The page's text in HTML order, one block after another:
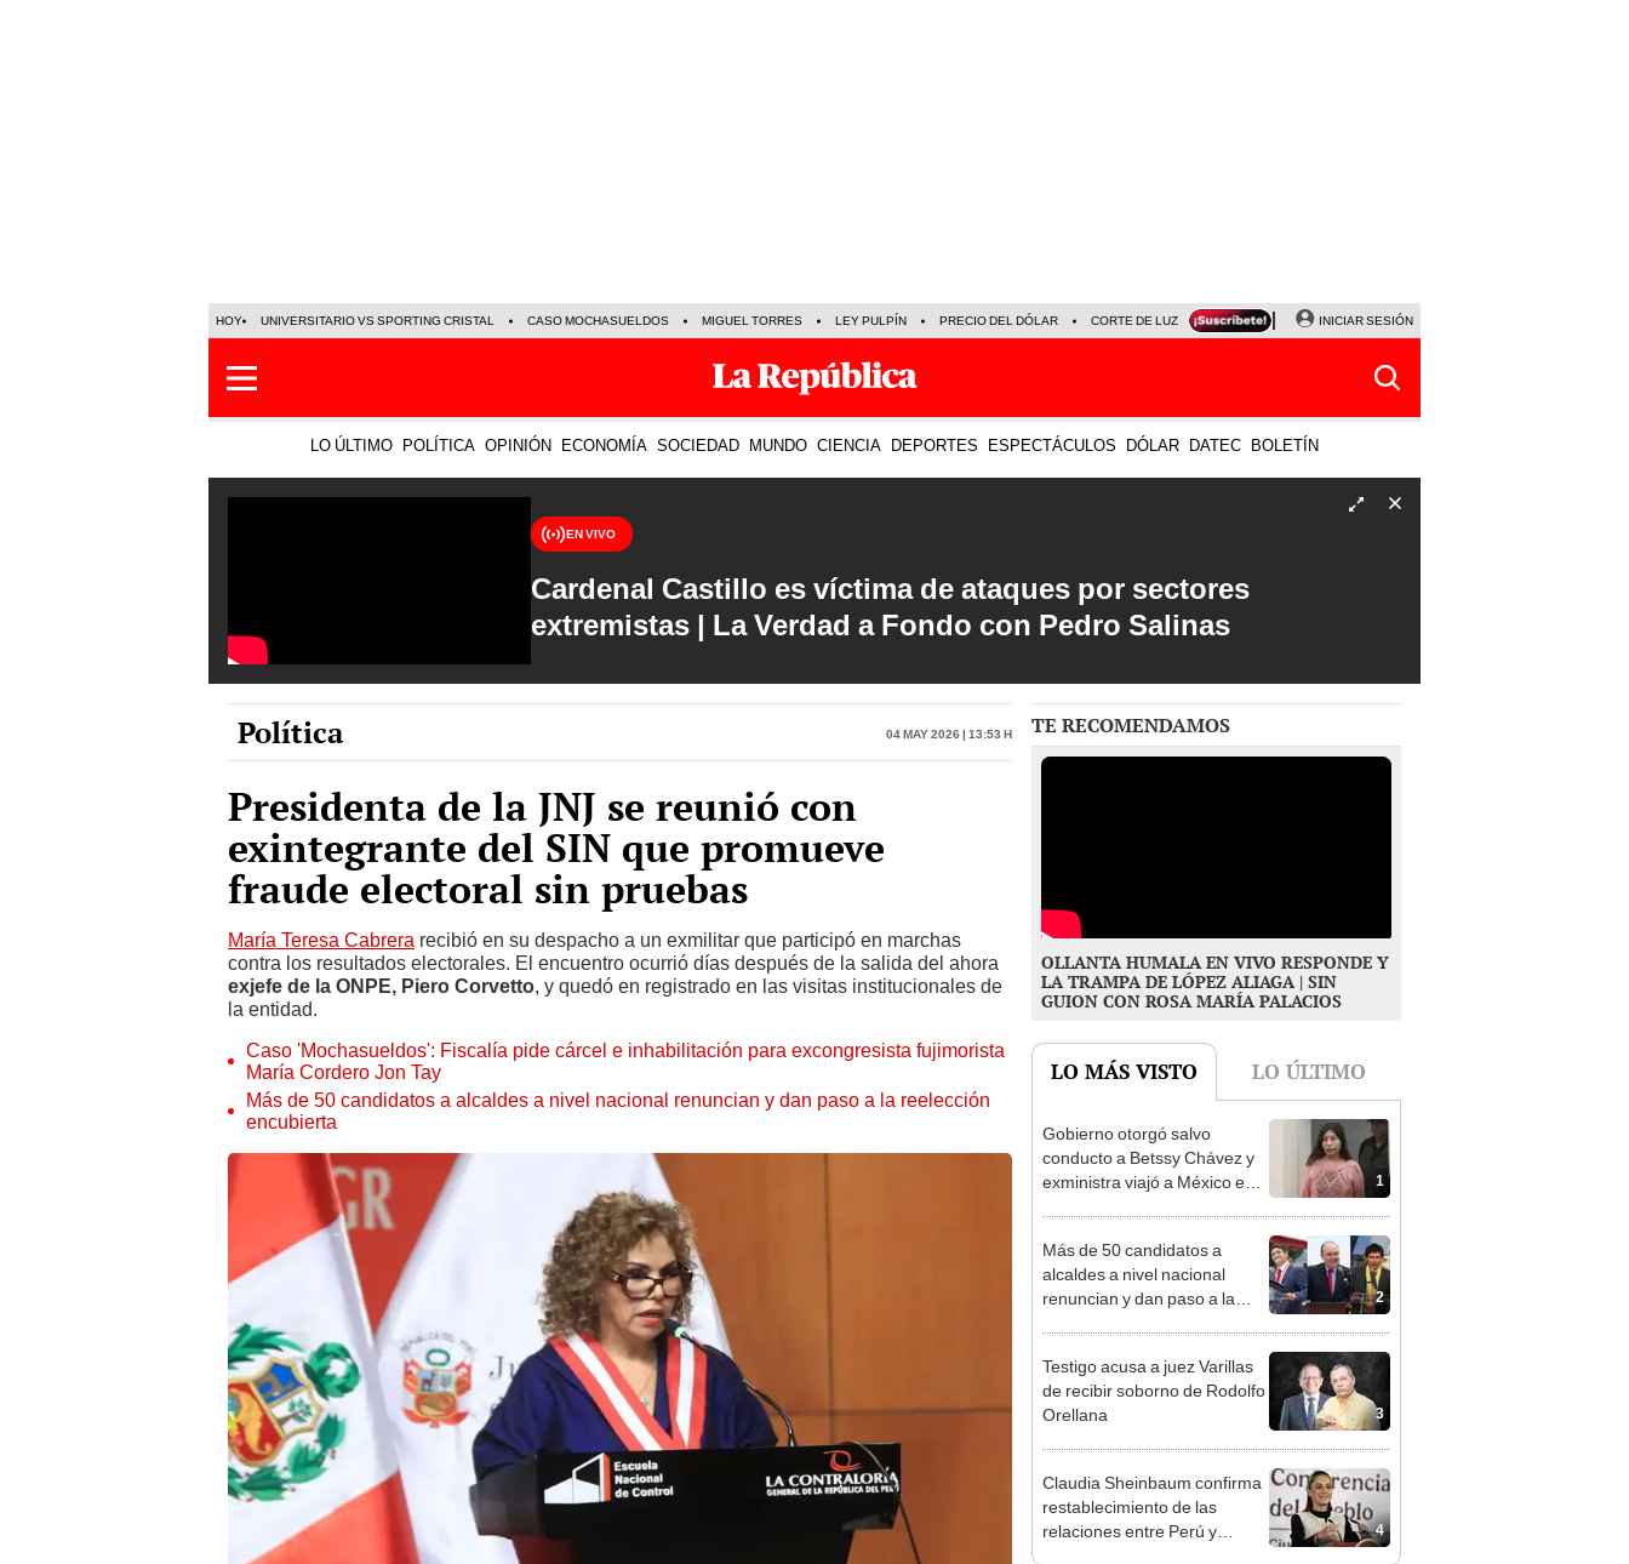
HOY UNIVERSITARIO VS SPORTING CRISTAL CASO MOCHASUELDOS MIGUEL TORRES LEY PULPÍN PRECIO DEL DÓLAR CORTE DE LUZ VIERNES 7 DE AGOSTO ALBERTO BENAVIDES
INICIAR SESIÓN
LO ÚLTIMO POLÍTICA OPINIÓN ECONOMÍA SOCIEDAD MUNDO CIENCIA DEPORTES ESPECTÁCULOS DÓLAR DATEC BOLETÍN
EN VIVO
Cardenal Castillo es víctima de ataques por sectores
extremistas | La Verdad a Fondo con Pedro Salinas
Política 04 May 2026 | 13:53 h
Presidenta de la JNJ se reunió con
exintegrante del SIN que promueve
fraude electoral sin pruebas
María Teresa Cabrera recibió en su despacho a un exmilitar que participó en marchas
contra los resultados electorales. El encuentro ocurrió días después de la salida del ahora
exjefe de la ONPE, Piero Corvetto, y quedó en registrado en las visitas institucionales de
la entidad.
Caso 'Mochasueldos': Fiscalía pide cárcel e inhabilitación para excongresista fujimorista
María Cordero Jon Tay
Más de 50 candidatos a alcaldes a nivel nacional renuncian y dan paso a la reelección
encubierta
TE RECOMENDAMOS
OLLANTA HUMALA EN VIVO RESPONDE Y
LA TRAMPA DE LÓPEZ ALIAGA | SIN
GUION CON ROSA MARÍA PALACIOS
LO MÁS VISTO LO ÚLTIMO
1
Gobierno otorgó salvo
conducto a Betssy Chávez y
exministra viajó a México en
2
Más de 50 candidatos a
alcaldes a nivel nacional
renuncian y dan paso a la
3
Testigo acusa a juez Varillas
de recibir soborno de Rodolfo
Orellana
4
Claudia Sheinbaum confirma
restablecimiento de las
relaciones entre Perú y